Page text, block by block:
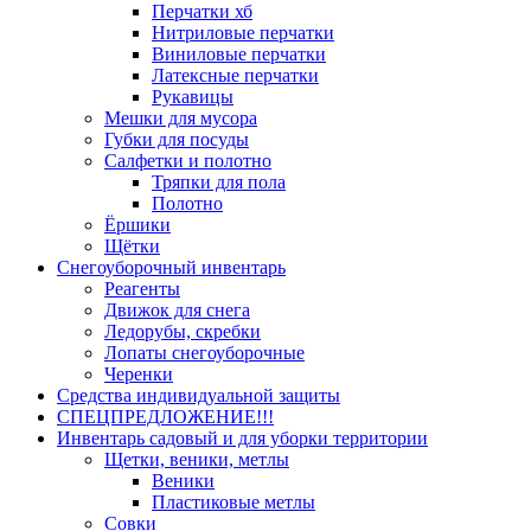
Перчатки хб
Нитриловые перчатки
Виниловые перчатки
Латексные перчатки
Рукавицы
Мешки для мусора
Губки для посуды
Салфетки и полотно
Тряпки для пола
Полотно
Ёршики
Щётки
Снегоуборочный инвентарь
Реагенты
Движок для снега
Ледорубы, скребки
Лопаты снегоуборочные
Черенки
Средства индивидуальной защиты
СПЕЦПРЕДЛОЖЕНИЕ!!!
Инвентарь садовый и для уборки территории
Щетки, веники, метлы
Веники
Пластиковые метлы
Совки